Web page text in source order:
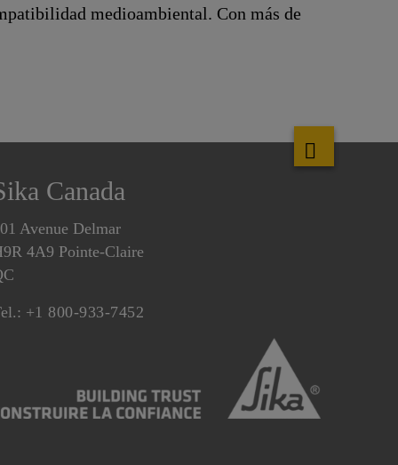
medioambiental. Con más de
Canada
Avenue Delmar
4A9 Pointe-Claire
+1 800-933-7452